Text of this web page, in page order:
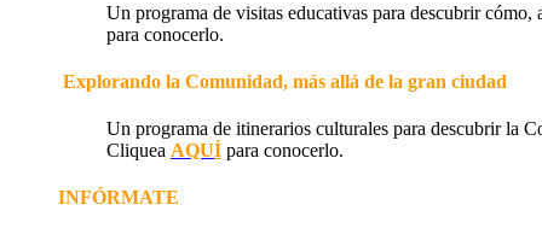
Un programa de visitas educativas para descubrir
para conocerlo.
Explorando la Comunidad, más allá de la gran ciudad
Un programa de itinerarios culturales para descubrir la
Cliquea AQUÍ para conocerlo.
INFÓRMATE